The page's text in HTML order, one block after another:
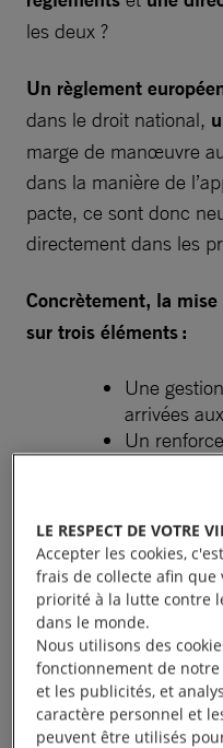
les deux ?
Un règlement
dans le droit national,
marge de manœuvre
dans la manière de
pacte, ce sont donc
directement dans les
Concrètement, la
sur trois éléments :
Une
arrivées
Un
d’origine
personnes
Un
flexible
2. Quelles
mesures
LE RESPECT DE VOTRE
Accepter les cookies,
frais de collecte afin
priorité à la lutte contre
dans le monde.
Nous utilisons des
fonctionnement de
et les publicités, et
caractère personnel et
peuvent être utilisés